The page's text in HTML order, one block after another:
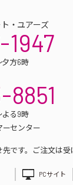
・ユアーズ
1947
夕方6時
8851
よる9時
ーセンター
です。ご注文は受
PCサイト